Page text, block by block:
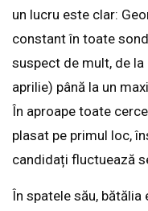
un lucru este clar:
constant în toate
suspect de mult, de la
aprilie) până la un
În aproape toate
plasat pe primul loc,
candidați fluctuează
În spatele său,